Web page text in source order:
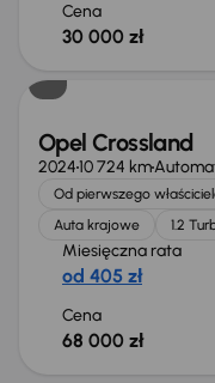
Cena
30 000 zł
Opel Crossland
202410 724 km
Od pierwszego
Auta krajowe
1.2
Miesięczna rata
od 405 zł
Cena
68 000 zł
Od nowego taniej o